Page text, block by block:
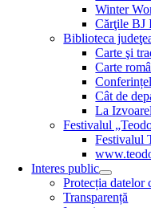
Winter
Cărţile BJ
Biblioteca
Carte şi
Carte
Cât de
La
Festivalul
Festivalul
Interes public
Protecția datelor
Transparență